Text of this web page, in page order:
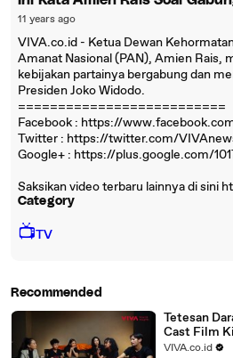
11 years ago
VIVA.co.id - Ketua Dewan
Amanat Nasional (PAN), Amien Rais,
kebijakan partainya bergabung dan
Presiden Joko Widodo.
==========================
Facebook : https://
Twitter : https://twitter.com/
Google+ : https://plus.google.com/
Saksikan video terbaru lainnya di sini
Category
📺TV
Recommended
Tetesan
Cast Film
VIVA.co.id